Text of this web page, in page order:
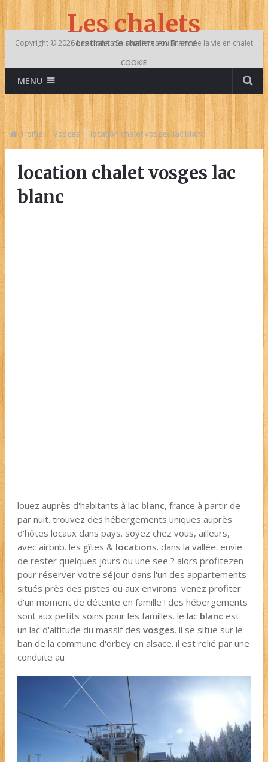
Les chalets
Locations de chalets en France
MENU
Home Vosges location chalet vosges lac blanc
location chalet vosges lac
blanc
louez auprès d'habitants à lac blanc, france à partir de
par nuit. trouvez des hébergements uniques auprès
d'hôtes locaux dans pays. soyez chez vous, ailleurs,
avec airbnb. les gîtes & locations. dans la vallée. envie
de rester quelques jours ou une see ? alors profitezen
pour réserver votre séjour dans l'un des appartements
situés près des pistes ou aux environs. venez profiter
d'un moment de détente en famille ! des hébergements
sont aux petits soins pour les familles. le lac blanc est
un lac d'altitude du massif des vosges. il se situe sur le
ban de la commune d'orbey en alsace. il est relié par une
conduite au
Copyright © 2026Les chaletsSaisonnieres ou à l année la vie en chalet
COOKIE